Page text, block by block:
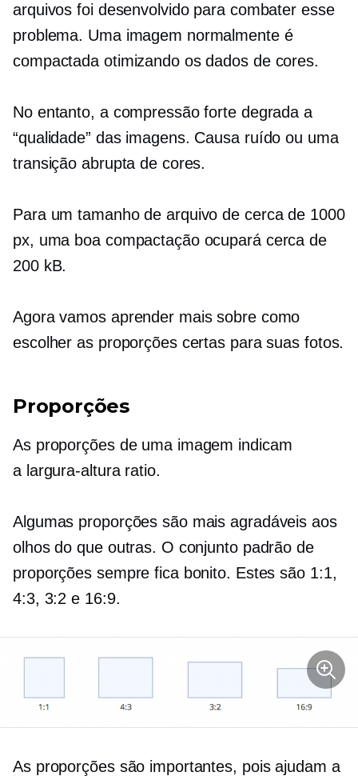
arquivos foi desenvolvido para combater esse
problema. Uma imagem normalmente é
compactada otimizando os dados de cores.
No entanto, a compressão forte degrada a
“qualidade” das imagens. Causa ruído ou uma
transição abrupta de cores.
Para um tamanho de arquivo de cerca de 1000
px, uma boa compactação ocupará cerca de
200 kB.
Agora vamos aprender mais sobre como
escolher as proporções certas para suas fotos.
Proporções
As proporções de uma imagem indicam
a largura-alturaratio.
Algumas proporções são mais agradáveis ​​aos
olhos do que outras. O conjunto padrão de
proporções sempre fica bonito. Estes são 1:1,
4:3, 3:2 e 16:9.
​​As proporções são importantes, pois ajudam a